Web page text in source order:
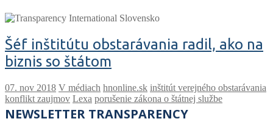
Šéf inštitútu obstarávania radil, ako na
biznis so štátom
V médiach hnonline.sk inštitút verejného obstarávania
konflikt zaujmov Lexa porušenie zákona o štátnej službe